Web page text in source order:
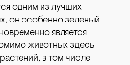
одним из лучших
он особенно зеленый
является
животных здесь
в том числе